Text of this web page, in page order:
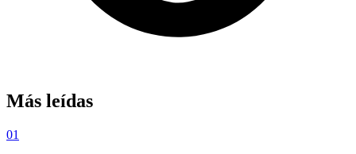
Más leídas
01